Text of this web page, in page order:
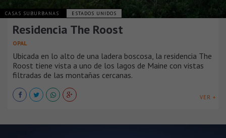
CASAS SUBURBANAS ESTADOS UNIDOS
Residencia The Roost
OPAL
Ubicada en lo alto de una ladera boscosa, la residencia The
Roost tiene vista a uno de los lagos de Maine con vistas
filtradas de las montañas cercanas.
VER +